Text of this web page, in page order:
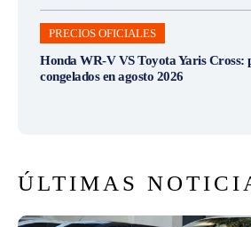
PRECIOS OFICIALES
Honda WR-V VS Toyota Yaris Cross:
congelados en agosto 2026
ÚLTIMAS